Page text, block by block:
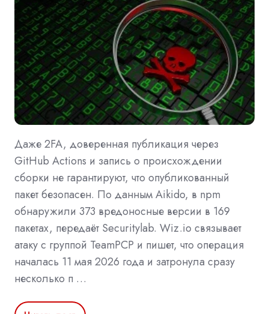
Даже 2FA, доверенная публикация через
GitHub Actions и запись о происхождении
сборки не гарантируют, что опубликованный
пакет безопасен. По данным Aikido, в npm
обнаружили 373 вредоносные версии в 169
пакетах, передаёт Securitylab. Wiz.io связывает
атаку с группой TeamPCP и пишет, что операция
началась 11 мая 2026 года и затронула сразу
несколько п …